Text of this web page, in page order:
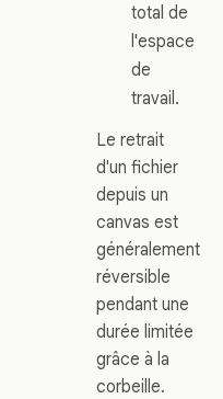
total de
l'espace
de
travail.
Le retrait
d'un fichier
depuis un
canvas est
généralement
réversible
pendant une
durée limitée
grâce à la
corbeille.